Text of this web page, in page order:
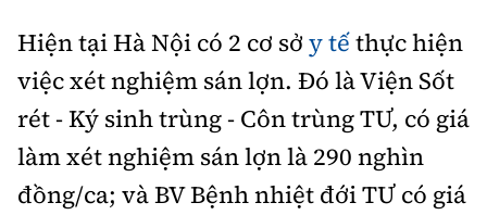
Thông tin tòa
Hiện tại Hà Nội có 2 cơ sở y tếthực hiện
việc xét nghiệm sán lợn. Đó là Viện Sốt
rét - Ký sinh trùng - Côn trùng TƯ, có giá
làm xét nghiệm sán lợn là 290 nghìn
đồng/ca; và BV Bệnh nhiệt đới TƯ có giá